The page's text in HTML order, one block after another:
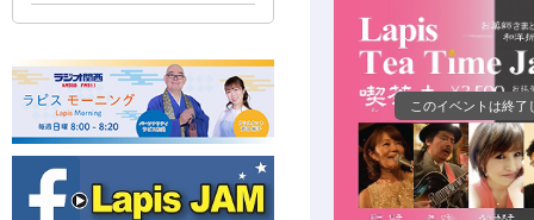
このイベントは終了